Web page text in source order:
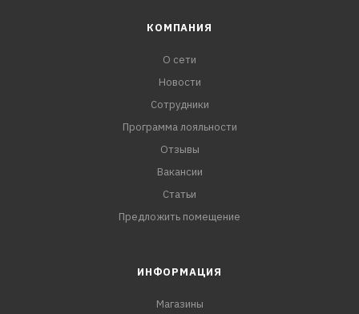
КОМПАНИЯ
О сети
Новости
Сотрудники
Программа лояльности
Отзывы
Вакансии
Статьи
Предложить помещение
ИНФОРМАЦИЯ
Магазины